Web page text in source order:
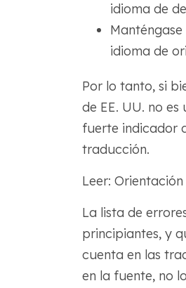
idioma de
idioma de
Por lo tanto, si
de EE. UU. no
fuerte indicador
traducción.
Leer:
La lista de
principiantes, y
cuenta en las
en la fuente, no